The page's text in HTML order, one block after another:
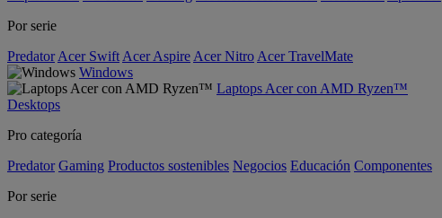
Por serie
Predator Acer Swift Acer Aspire Acer Nitro Acer TravelMate
Windows
Laptops Acer con AMD Ryzen™
Desktops
Pro categoría
Predator Gaming Productos sostenibles Negocios Educación Componentes
Por serie